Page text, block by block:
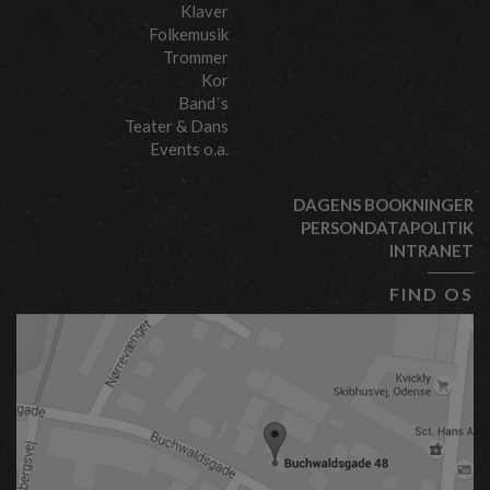
Klaver
Folkemusik
Trommer
Kor
Band´s
Teater & Dans
Events o.a.
DAGENS BOOKNINGER
PERSONDATAPOLITIK
INTRANET
FIND OS